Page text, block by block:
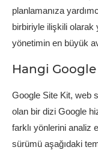
planlamanıza
birbiriyle ilişkili olarak
yönetimin en büyük
Hangi
Google Site Kit, web
olan bir dizi Google
farklı yönlerini analiz
sürümü aşağıdaki